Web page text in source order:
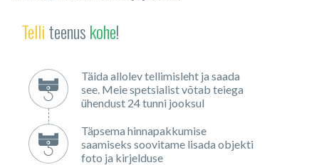
Telliteenuskohe!
Täida allolev tellimisleht ja saada
see. Meie spetsialist võtab teiega
ühendust 24 tunni jooksul
Täpsema hinnapakkumise
saamiseks soovitame lisada objekti
foto ja kirjelduse